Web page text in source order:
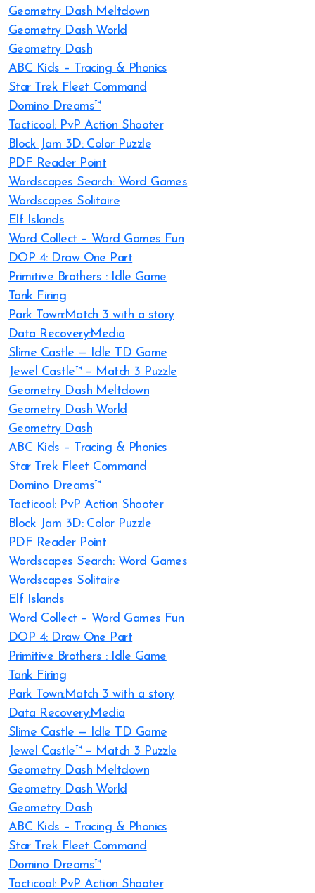
Geometry Dash Meltdown
Geometry Dash World
Geometry Dash
ABC Kids – Tracing & Phonics
Star Trek Fleet Command
Domino Dreams™
Tacticool: PvP Action Shooter
Block Jam 3D: Color Puzzle
PDF Reader Point
Wordscapes Search: Word Games
Wordscapes Solitaire
Elf Islands
Word Collect – Word Games Fun
DOP 4: Draw One Part
Primitive Brothers : Idle Game
Tank Firing
Park Town:Match 3 with a story
Data Recovery:Media
Slime Castle — Idle TD Game
Jewel Castle™ – Match 3 Puzzle
Geometry Dash Meltdown
Geometry Dash World
Geometry Dash
ABC Kids – Tracing & Phonics
Star Trek Fleet Command
Domino Dreams™
Tacticool: PvP Action Shooter
Block Jam 3D: Color Puzzle
PDF Reader Point
Wordscapes Search: Word Games
Wordscapes Solitaire
Elf Islands
Word Collect – Word Games Fun
DOP 4: Draw One Part
Primitive Brothers : Idle Game
Tank Firing
Park Town:Match 3 with a story
Data Recovery:Media
Slime Castle — Idle TD Game
Jewel Castle™ – Match 3 Puzzle
Geometry Dash Meltdown
Geometry Dash World
Geometry Dash
ABC Kids – Tracing & Phonics
Star Trek Fleet Command
Domino Dreams™
Tacticool: PvP Action Shooter